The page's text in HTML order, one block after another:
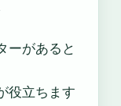
ーがあると
役立ちます